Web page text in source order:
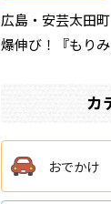
広島・安芸太田
爆伸び！『もり
カ
おでかけ